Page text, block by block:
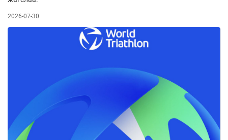
2026-07-30